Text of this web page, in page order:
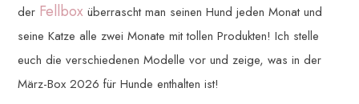
der Fellbox überrascht man seinen Hund jeden Monat und
seine Katze alle zwei Monate mit tollen Produkten! Ich stelle
euch die verschiedenen Modelle vor und zeige, was in der
März-Box 2026 für Hunde enthalten ist!